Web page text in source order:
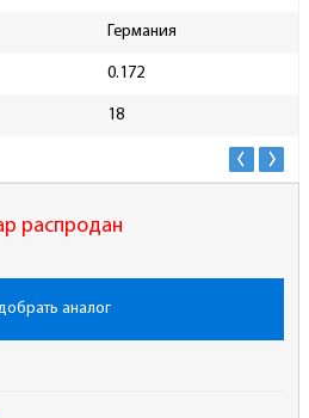
Германия
0.172
18
распродан
аналог